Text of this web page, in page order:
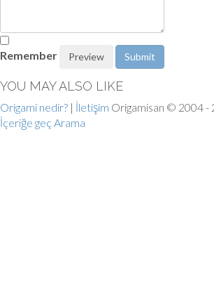
Remember
YOU MAY ALSO LIKE
Origami nedir? | İletişim Origamisan © 2004 -
İçeriğe geç Arama